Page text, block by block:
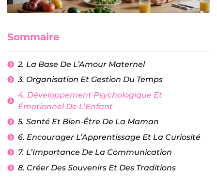
Sommaire
2. La Base De L’Amour Maternel
3. Organisation Et Gestion Du Temps
4. Développement Psychologique Et
Émotionnel De L’Enfant
5. Santé Et Bien-Être De La Maman
6. Encourager L’Apprentissage Et La Curiosité
7. L’Importance De La Communication
8. Créer Des Souvenirs Et Des Traditions